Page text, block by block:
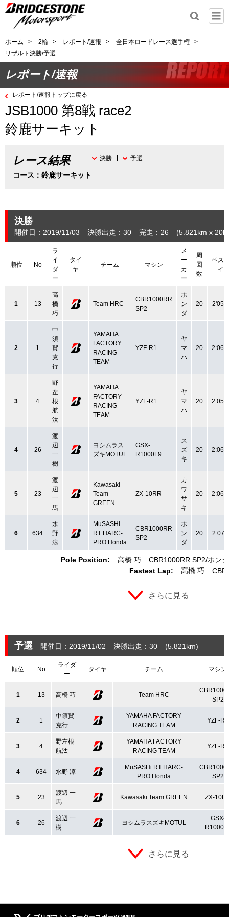
ホーム > 2輪 > レポート/速報 > 全日本ロードレース選手権
>
リザルト決勝/予選
レポート/速報
レポート/速報トップに戻る
JSB1000 第8戦 race2
鈴鹿サーキット
レース結果
コース：鈴鹿サーキット
決勝 予選
決勝
開催日：2019/11/03 決勝出走：30 完走：26 (5.821 km x
順位 No
ラ
イ
ダ
ー
タイ
ヤ
チーム マシン
メ
ー
カ
ー
周
回
数
ベス
イ
Pole Position: 高橋 巧 CBR1000RR SP2 ホンダ
Fastest Lap:
高橋 巧
1 13
高
橋
巧
Team HRC
CBR1000RR
SP2
ホ
ン
ダ
20
2 1
中
須
賀
克
行
YAMAHA
FACTORY
RACING
TEAM
YZF-R1
ヤ
マ
ハ
20
3 4
野
左
根
航
汰
YAMAHA
FACTORY
RACING
TEAM
YZF-R1
ヤ
マ
ハ
20
4 26
渡
辺
一
樹
ヨシムラス
ズキMOTUL
GSX-
R1000L9
ス
ズ
キ
20
5 23
渡
辺
一
馬
Kawasaki
Team
GREEN
ZX-10RR
カ
ワ
サ
キ
20
6 634
水
野
涼
MuSASHi
RT HARC-
PRO.Honda
CBR1000RR
SP2
ホ
ン
ダ
20
さらに見る
予選 開催日：2019/11/02 決勝出走：30 (5.821 km)
順位 No
ライダ
ー
タイヤ チーム マシン
1 13 高橋 巧 Team HRC
SP2
2 1
中須賀
克行
YAMAHA FACTORY
RACING TEAM
YZF-R1
3 4
野左根
航汰
YAMAHA FACTORY
RACING TEAM
YZF-R1
4 634 水野 涼
MuSASHi RT HARC-
PRO.Honda
SP2
5 23
渡辺 一
馬
Kawasaki Team GREEN ZX-
6 26
渡辺 一
樹
ヨシムラスズキMOTUL
GSX-
さらに見る